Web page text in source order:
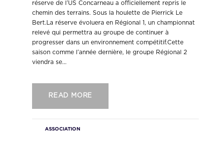
réserve de l’US Concarneau a officiellement repris le
chemin des terrains. Sous la houlette de Pierrick Le
Bert.La réserve évoluera en Régional 1, un championnat
relevé qui permettra au groupe de continuer à
progresser dans un environnement compétitif.Cette
saison comme l’année dernière, le groupe Régional 2
viendra se...
READ MORE
ASSOCIATION